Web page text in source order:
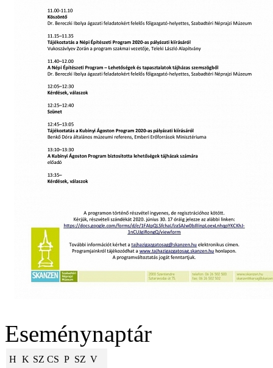
Eseménynaptár
H K SZ CS P SZ V